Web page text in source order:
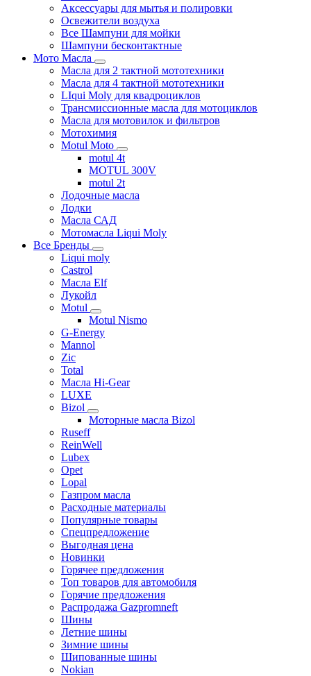
Аксессуары для мытья и полировки
Освежители воздуха
Все Шампуни для мойки
Шампуни бесконтактные
Мото Масла
Масла для 2 тактной мототехники
Масла для 4 тактной мототехники
LIqui Moly для квадроциклов
Трансмиссионные масла для мотоциклов
Масла для мотовилок и фильтров
Мотохимия
Motul Moto
motul 4t
MOTUL 300V
motul 2t
Лодочные масла
Лодки
Масла САД
Мотомасла Liqui Moly
Все Бренды
Liqui moly
Castrol
Масла Elf
Лукойл
Motul
Motul Nismo
G-Energy
Mannol
Zic
Total
Масла Hi-Gear
LUXE
Bizol
Моторные масла Bizol
Ruseff
ReinWell
Lubex
Opet
Lopal
Газпром масла
Расходные материалы
Популярные товары
Спецпредложение
Выгодная цена
Новинки
Горячее предложения
Топ товаров для автомобиля
Горячие предложения
Распродажа Gazpromneft
Шины
Летние шины
Зимние шины
Шипованные шины
Nokian